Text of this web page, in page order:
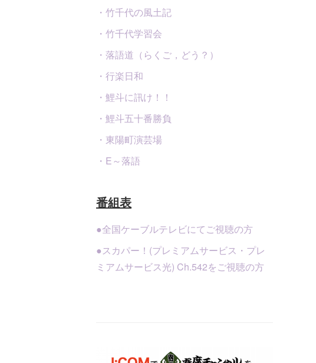
・竹千代の風土記
・竹千代学習会
・落語道（らくご，どう？）
・行楽日和
・鯉斗に訊け！！
・鯉斗五十番勝負
・東陽町演芸場
・E～落語
番組表
●全国ケーブルテレビにてご視聴の方
●スカパー！(プレミアムサービス・プレ
ミアムサービス光) Ch.542をご視聴の方